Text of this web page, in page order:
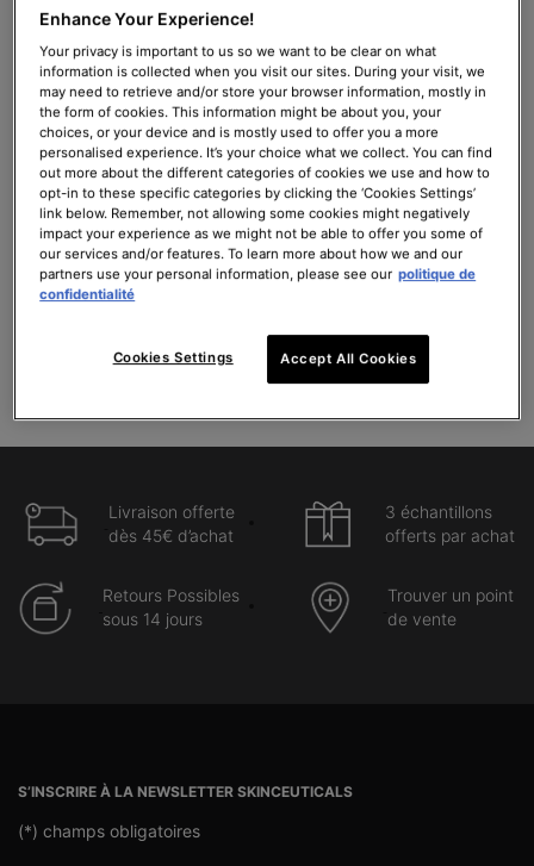
A.G.E. Interrupter Ultra Serum
Sérum multi-correcteur pour la
peau
4.5 (1340)
Une taille disponible
30ml
179,00 €
AJOUTER AU PANIER
A.G.E. INTERRUPTER ULTRA SERUM
C Pure
Sérum antioxydant rides et fermeté
4.4 (8443)
Une taille disponible
30ml
176,00 €
AJOUTER AU PANIER
(586,67 €/100 ml.)
Livraison offerte
dès 45€ d’achat
3 échantillons
offerts par achat
Retours Possibles
sous 14 jours
Trouver un point
de vente
S’INSCRIRE À LA NEWSLETTER SKINCEUTICALS
(*) champs obligatoires
Enhance Your Experience!
Your privacy is important to us so we want to be clear on what
information is collected when you visit our sites. During your visit, we
may need to retrieve and/or store your browser information, mostly in
the form of cookies. This information might be about you, your
choices, or your device and is mostly used to offer you a more
personalised experience. It’s your choice what we collect. You can find
out more about the different categories of cookies we use and how to
opt-in to these specific categories by clicking the ‘Cookies Settings’
link below. Remember, not allowing some cookies might negatively
impact your experience as we might not be able to offer you some of
our services and/or features. To learn more about how we and our
partners use your personal information, please see our politique de
confidentialité
Cookies Settings Accept All Cookies